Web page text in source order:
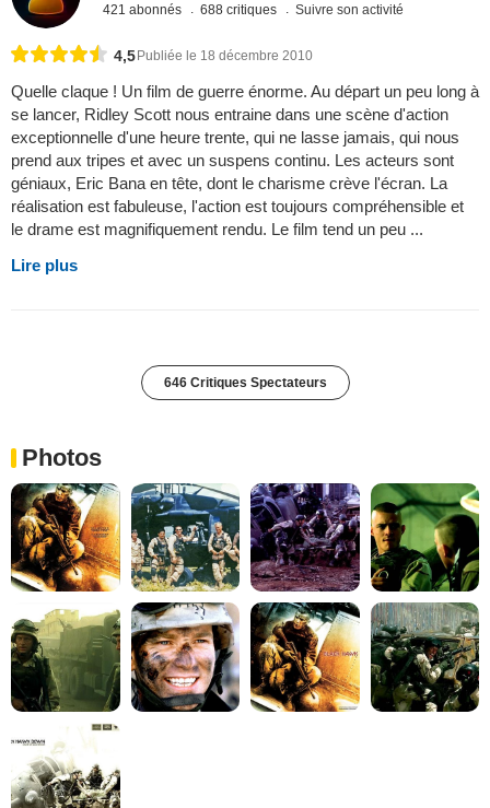
421 abonnés 688 critiques Suivre son activité
4,5Publiée le 18 décembre 2010
Quelle claque ! Un film de guerre énorme. Au départ un peu long à
se lancer, Ridley Scott nous entraine dans une scène d'action
exceptionnelle d'une heure trente, qui ne lasse jamais, qui nous
prend aux tripes et avec un suspens continu. Les acteurs sont
géniaux, Eric Bana en tête, dont le charisme crève l'écran. La
réalisation est fabuleuse, l'action est toujours compréhensible et
le drame est magnifiquement rendu. Le film tend un peu ...
Lire plus
646 Critiques Spectateurs
Photos